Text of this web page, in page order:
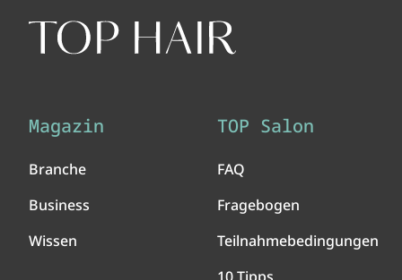
Magazin
Branche
Business
Wissen
TOP Salon
FAQ
Fragebogen
Teilnahmebedingungen